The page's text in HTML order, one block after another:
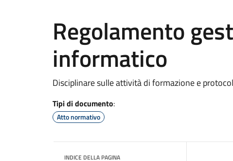
Regolamento
informatico
Disciplinare sulle attività di formazione e
Tipi di documento:
Atto normativo
INDICE DELLA PAGINA